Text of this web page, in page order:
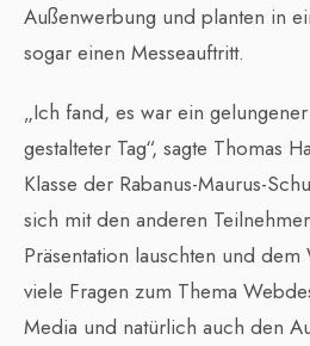
Außenwerbung und planten in
sogar einen Messeauftritt.
„Ich fand, es war ein
gestalteter Tag“, sagte Thomas
Klasse der Rabanus-Maurus-
sich mit den anderen
Präsentation lauschten und dem
viele Fragen zum Thema
Media und natürlich auch den